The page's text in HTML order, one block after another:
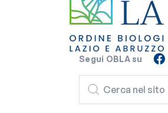
Segui OBLA su
CERCA